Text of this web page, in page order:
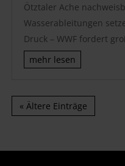
Ötztaler Ache
Wasserableitungen
Druck – WWF fordert
mehr lesen
« Ältere Einträge